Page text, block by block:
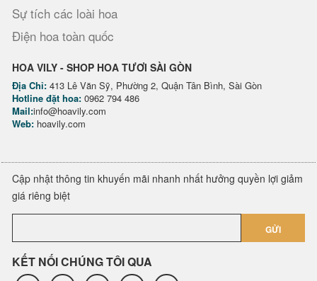
Sự tích các loài hoa
Điện hoa toàn quốc
HOA VILY - SHOP HOA TƯƠI SÀI GÒN
Địa Chỉ: 413 Lê Văn Sỹ, Phường 2, Quận Tân Bình, Sài Gòn
Hotline đặt hoa: 0962 794 486
Mail:info@hoavily.com
Web: hoavily.com
Cập nhật thông tin khuyến mãi nhanh nhất hưởng quyền lợi giảm
giá riêng biệt
GỬI
KẾT NỐI CHÚNG TÔI QUA